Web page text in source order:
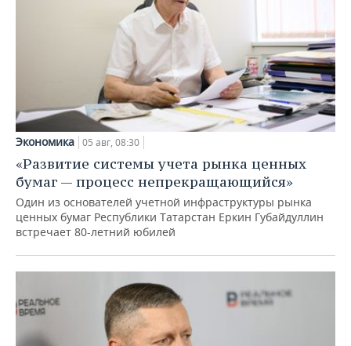
Экономика 05 авг, 08:30
«Развитие системы учета рынка ценных
бумаг — процесс непрекращающийся»
Один из основателей учетной инфраструктуры рынка
ценных бумаг Республики Татарстан Еркин Губайдуллин
встречает 80-летний юбилей